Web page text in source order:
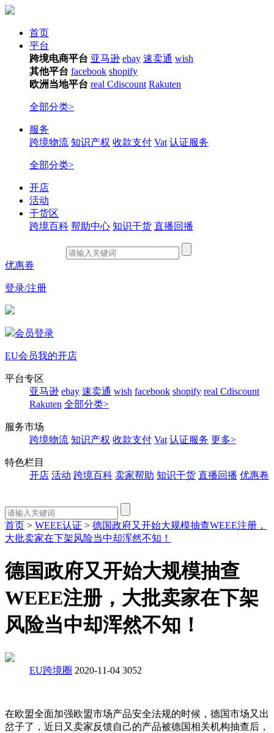
首页
平台
跨境电商平台 亚马逊 ebay 速卖通 wish
其他平台 facebook shopify
欧洲当地平台 real Cdiscount Rakuten
全部分类>
服务
跨境物流 知识产权 收款支付 Vat 认证服务
全部分类>
开店
活动
干货区
跨境百科 帮助中心 知识干货 直播回播
优惠券
登录/注册
会员登录
EU会员我的开店
平台专区
亚马逊 ebay 速卖通 wish facebook shopify real Cdiscount
Rakuten 全部分类>
服务市场
跨境物流 知识产权 收款支付 Vat 认证服务 更多>
特色栏目
开店 活动 跨境百科 卖家帮助 知识干货 直播回播 优惠卷
首页 > WEEE认证 > 德国政府又开始大规模抽查WEEE注册，
大批卖家在下架风险当中却浑然不知！
德国政府又开始大规模抽查
WEEE注册，大批卖家在下架
风险当中却浑然不知！
EU跨境圈 2020-11-04 3052
在欧盟全面加强欧盟市场产品安全法规的时候，德国市场又出
岔子了，近日又卖家反馈自己的产品被德国相关机构抽查后，